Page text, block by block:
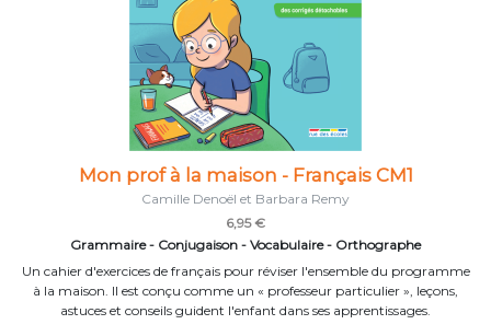
Mon prof à la maison - Français CM1
Camille Denoël et Barbara Remy
6,95 €
Grammaire - Conjugaison - Vocabulaire - Orthographe
Un cahier d'exercices de français pour réviser l'ensemble du programme
à la maison. Il est conçu comme un « professeur particulier », leçons,
astuces et conseils guident l'enfant dans ses apprentissages.